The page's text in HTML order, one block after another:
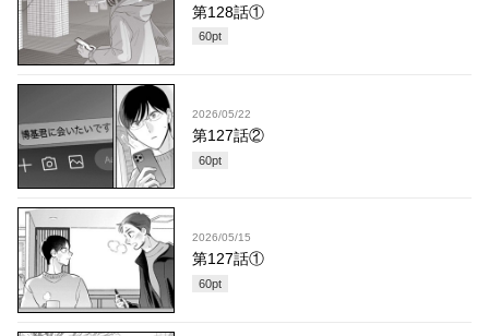
第128話①
60pt
2026/05/22
第127話②
60pt
2026/05/15
第127話①
60pt